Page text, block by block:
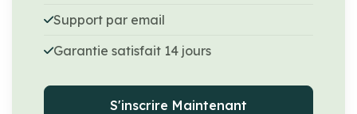
Support par email
Garantie satisfait 14 jours
S'inscrire Maintenant